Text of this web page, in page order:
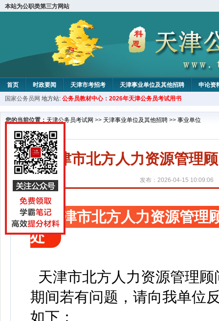
本站为公职类第三方网站
首页 时政要闻 天津市考招考 天津事业单位及其他招聘 申论资
教材中心
国家公务员网 地方站: 公务员教材中心：2026年天津公务员考试用书
您的当前位置： 天津公务员考试网 >> 天津事业单位及其他招聘 >> 事业单位
天津市北方人力资源管理
发布：2026-04-15 10:09:06
天津市北方人力资源管理
处
天津市北方人力资源管理
期间若有问题，请向我单位
如下：